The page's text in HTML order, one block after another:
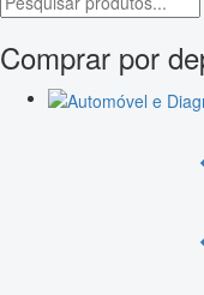
Comprar por